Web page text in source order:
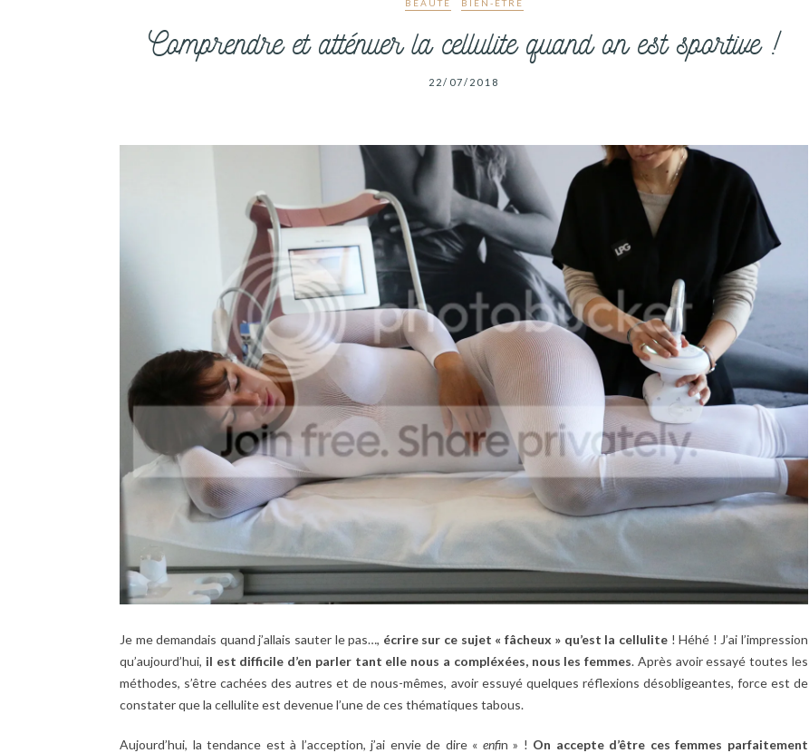
BEAUTÉ BIEN-ÊTRE
Comprendre et atténuer la cellulite quand on est sportive !
22/07/2018
Je me demandais quand j’allais sauter le pas…, écrire sur ce sujet « fâcheux » qu’est la cellulite ! Héhé ! J’ai l’impression
qu’aujourd’hui, il est difficile d’en parler tant elle nous a compléxées, nous les femmes. Après avoir essayé toutes les
méthodes, s’être cachées des autres et de nous-mêmes, avoir essuyé quelques réflexions désobligeantes, force est de
constater que la cellulite est devenue l’une de ces thématiques tabous.
Aujourd’hui, la tendance est à l’acception, j’ai envie de dire « enfin » ! On accepte d’être ces femmes parfaitement